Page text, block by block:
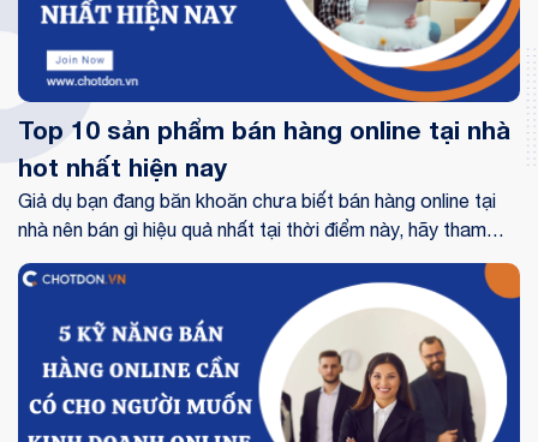
Top 10 sản phẩm bán hàng online tại nhà
hot nhất hiện nay
Giả dụ bạn đang băn khoăn chưa biết bán hàng online tại
nhà nên bán gì hiệu quả nhất tại thời điểm này, hãy tham
khảo 10 sản phẩm kinh doanh hot nhất hiện tại được Chốt
Đơn chia sẻ trong bài viết dưới đây nhé.